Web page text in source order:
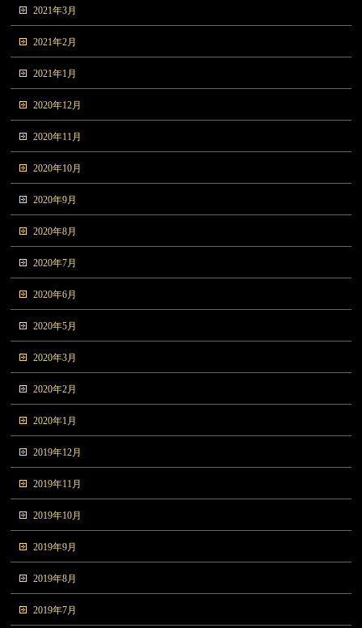
2021年3月
2021年2月
2021年1月
2020年12月
2020年11月
2020年10月
2020年9月
2020年8月
2020年7月
2020年6月
2020年5月
2020年3月
2020年2月
2020年1月
2019年12月
2019年11月
2019年10月
2019年9月
2019年8月
2019年7月